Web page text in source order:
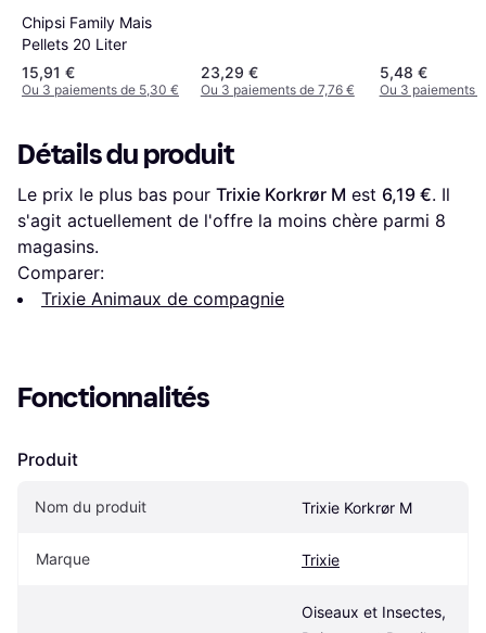
Chipsi Family Mais
Pellets 20 Liter
15,91 €
Ou 3 paiements de 5,30 €
23,29 €
Ou 3 paiements de 7,76 €
5,48 €
Ou 3 paiements
Détails du produit
Le prix le plus bas pour Trixie Korkrør M est 6,19 €. Il
s'agit actuellement de l'offre la moins chère parmi 8
magasins.
Comparer:
Trixie Animaux de compagnie
Fonctionnalités
Produit
Nom du produit Trixie Korkrør M
Marque Trixie
Oiseaux et Insectes,